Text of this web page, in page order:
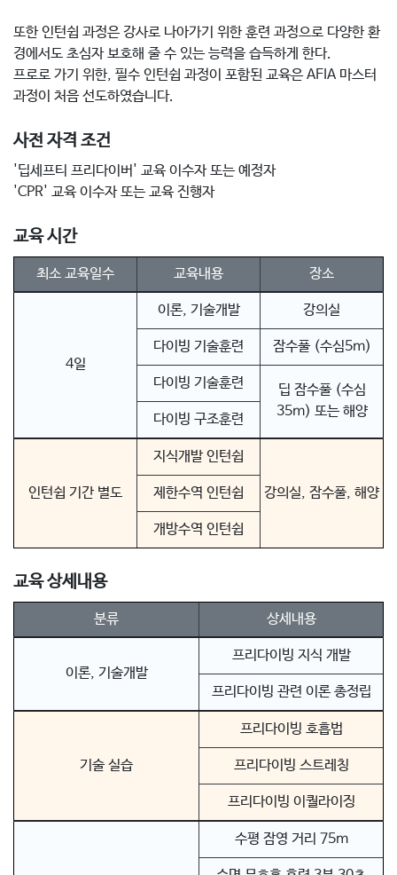
또한 인턴쉽 과정은 강사로 나아가기 위한 훈련 과정으로 다양한 환
경에서도 초심자 보호해 줄 수 있는 능력을 습득하게 한다.
프로로 가기 위한, 필수 인턴쉽 과정이 포함된 교육은 AFIA 마스터
과정이 처음 선도하였습니다.
사전 자격 조건
'딥세프티 프리다이버' 교육 이수자 또는 예정자
'CPR' 교육 이수자 또는 교육 진행자
교육 시간
최소 교육일수 교육내용 장소
4일
이론, 기술개발 강의실
다이빙 기술훈련 잠수풀 (수심5m)
다이빙 기술훈련
딥 잠수풀 (수심
35m) 또는 해양
다이빙 구조훈련
인턴쉽 기간 별도
지식개발 인턴쉽
강의실, 잠수풀, 해양
제한수역 인턴쉽
개방수역 인턴쉽
교육 상세내용
분류 상세내용
이론, 기술개발
프리다이빙 지식 개발
프리다이빙 관련 이론 총정립
기술 실습
프리다이빙 호흡법
프리다이빙 스트레칭
프리다이빙 이퀄라이징
수평 잠영 거리 75m